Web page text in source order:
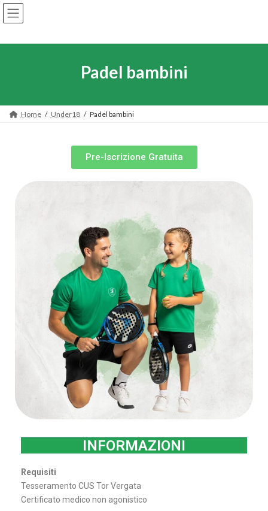
Padel bambini
Home Under18 Padel bambini
Pre-Iscrizione Gratuita
INFORMAZIONI
Requisiti
Tesseramento CUS Tor Vergata
Certificato medico non agonistico